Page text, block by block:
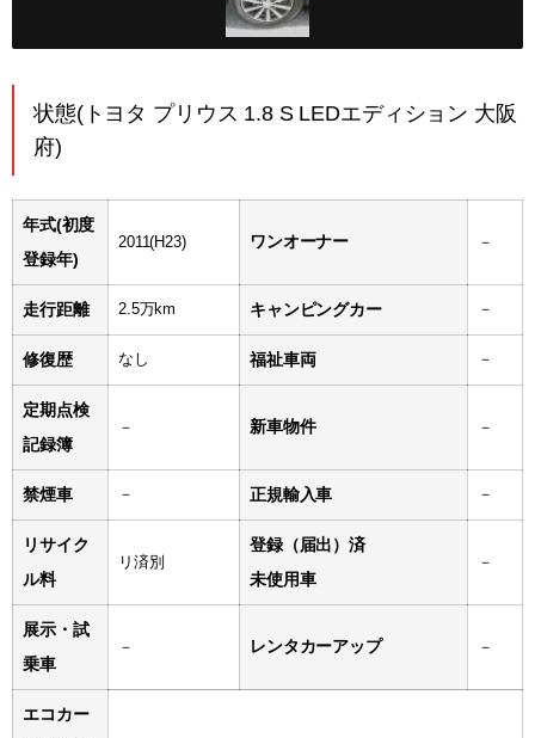
状態(トヨタ プリウス 1.8 S LEDエディション 大阪
府)
年式(初度
登録年)
2011(H23) ワンオーナー －
走行距離 2.5万km キャンピングカー －
修復歴 なし 福祉車両 －
定期点検
記録簿
－ 新車物件 －
禁煙車 － 正規輸入車 －
リサイク
ル料
リ済別
登録（届出）済
未使用車
－
展示・試
乗車
－ レンタカーアップ －
エコカー